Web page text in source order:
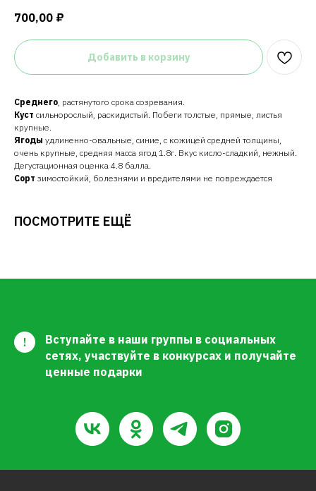
700,00 ₽
Добавить в корзину
Среднего, растянутого срока созревания.
Куст сильнорослый, раскидистый. Побеги толстые, прямые, листья
крупные.
Ягоды удлиненно-овальные, синие, с кожицей средней толщины,
очень крупные, средняя масса ягод 1.8г. Вкус кисло-сладкий, нежный.
Дегустационная оценка 4.8 балла.
Сорт зимостойкий, болезнями и вредителями не повреждается
ПОСМОТРИТЕ ЕЩЁ
!
Вступайте в наши группы в социальных
сетях, участвуйте в конкурсах и получайте
ценные подарки